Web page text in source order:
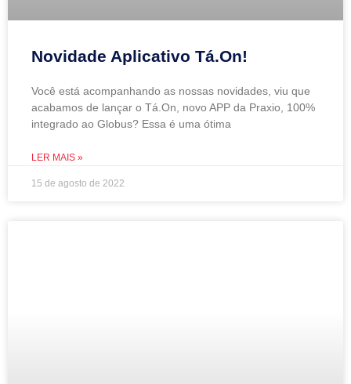
Novidade Aplicativo Tá.On!
Você está acompanhando as nossas novidades, viu que
acabamos de lançar o Tá.On, novo APP da Praxio, 100%
integrado ao Globus? Essa é uma ótima
LER MAIS »
15 de agosto de 2022